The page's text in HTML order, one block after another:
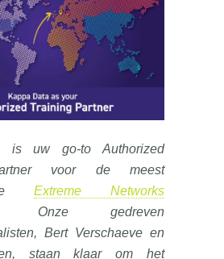
is uw go-to Authorized
voor de meest
Extreme Networks
Onze gedreven
Bert Verschaeve en
staan klaar om het